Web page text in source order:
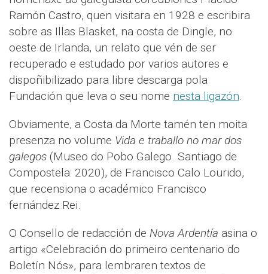
Ramón Castro, quen visitara en 1928 e escribira
sobre as Illas Blasket, na costa de Dingle, no
oeste de Irlanda, un relato que vén de ser
recuperado e estudado por varios autores e
dispoñibilizado para libre descarga pola
Fundación que leva o seu nome nesta ligazón.
Obviamente, a Costa da Morte tamén ten moita
presenza no volume Vida e traballo no mar dos
galegos (Museo do Pobo Galego. Santiago de
Compostela: 2020), de Francisco Calo Lourido,
que recensiona o académico Francisco
fernández Rei.
O Consello de redacción de Nova Ardentía asina o
artigo «Celebración do primeiro centenario do
Boletín Nós», para lembraren textos de